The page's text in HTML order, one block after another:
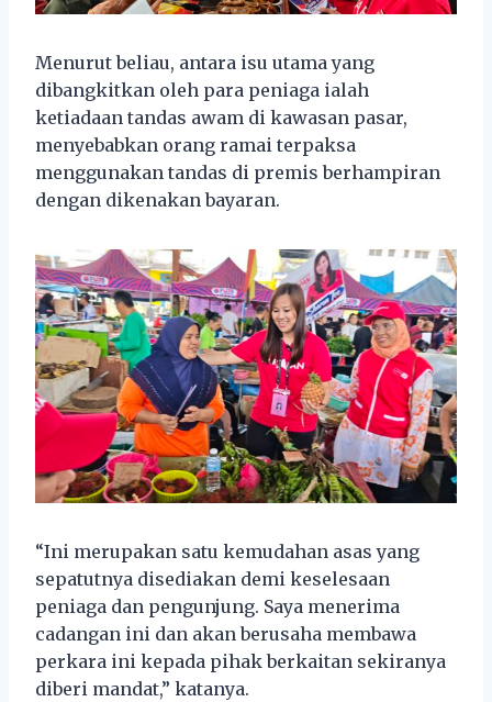
Menurut beliau, antara isu utama yang
dibangkitkan oleh para peniaga ialah
ketiadaan tandas awam di kawasan pasar,
menyebabkan orang ramai terpaksa
menggunakan tandas di premis berhampiran
dengan dikenakan bayaran.
“Ini merupakan satu kemudahan asas yang
sepatutnya disediakan demi keselesaan
peniaga dan pengunjung. Saya menerima
cadangan ini dan akan berusaha membawa
perkara ini kepada pihak berkaitan sekiranya
diberi mandat,” katanya.